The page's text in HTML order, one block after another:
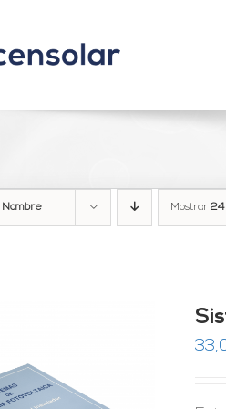
Nombre Mostrar 24